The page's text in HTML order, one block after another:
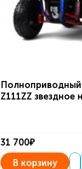
Z111ZZ звездное
31 700₽
В корзину